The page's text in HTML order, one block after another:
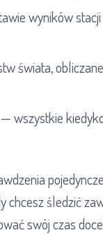
wyników
świata,
— wszystkie
chcesz śledzić
swój czas